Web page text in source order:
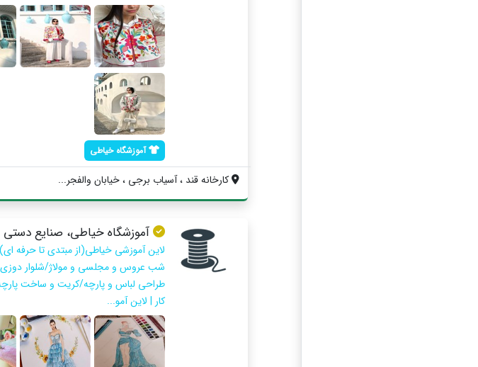
آموزشگاه خیاطی
کارخانه قند ، آسیاب برجی ، خیابان والفجر...
آموزشگاه خیاطی، صنایع دستی
لاین آموزشی خیاطی(از مبتدی تا حرفه
شب عروس و مجلسی و مولاژ/شلوار
طراحی لباس و پارچه/کریت و ساخت
کار | لاین آمو...